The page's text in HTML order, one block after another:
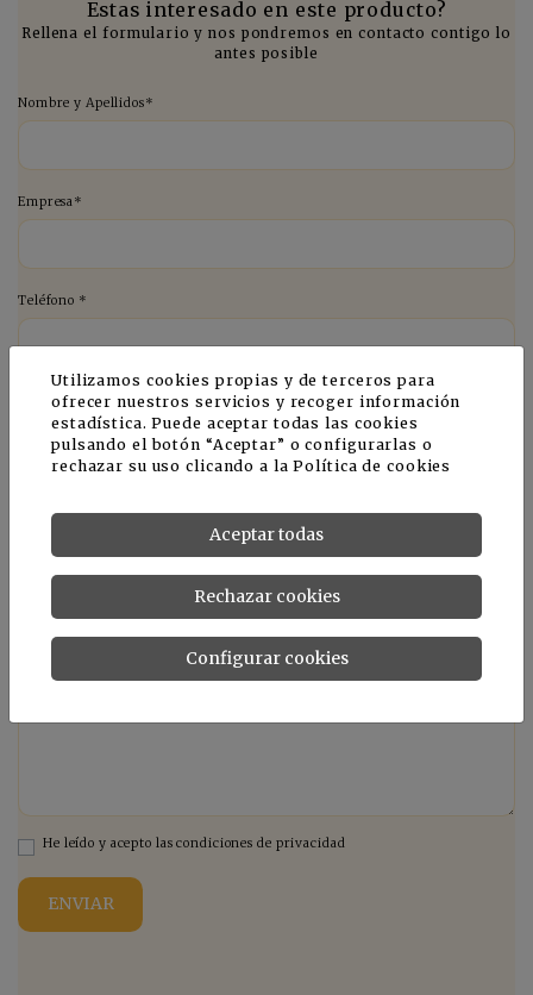
Estas interesado en este producto?
Rellena el formulario y nos pondremos en contacto contigo lo
antes posible
Nombre y Apellidos*
Empresa*
Teléfono *
E-mail *
He leído y acepto las condiciones de privacidad
Utilizamos cookies propias y de terceros para
ofrecer nuestros servicios y recoger información
estadística. Puede aceptar todas las cookies
pulsando el botón “Aceptar” o configurarlas o
rechazar su uso clicando a laPolítica de cookies
Aceptar todas
Rechazar cookies
Configurar cookies